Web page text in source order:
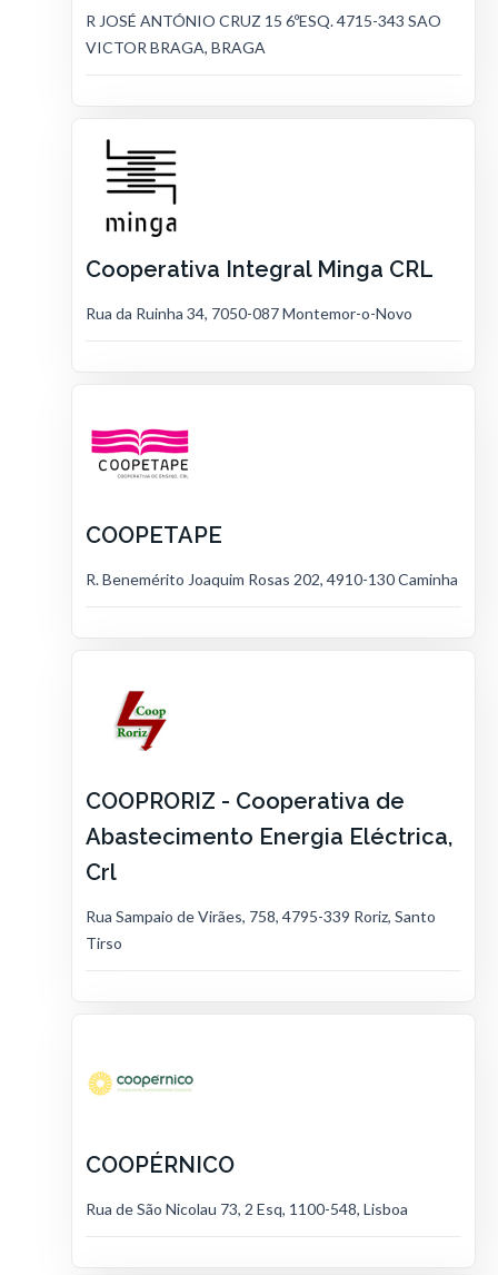
R JOSÉ ANTÓNIO CRUZ 15 6ºESQ. 4715-343 SAO
VICTOR BRAGA, BRAGA
Cooperativa Integral Minga CRL
Rua da Ruinha 34, 7050-087 Montemor-o-Novo
COOPETAPE
R. Benemérito Joaquim Rosas 202, 4910-130 Caminha
COOPRORIZ - Cooperativa de
Abastecimento Energia Eléctrica,
Crl
Rua Sampaio de Virães, 758, 4795-339 Roriz, Santo
Tirso
COOPÉRNICO
Rua de São Nicolau 73, 2 Esq, 1100-548, Lisboa